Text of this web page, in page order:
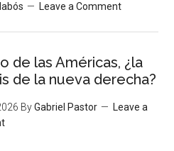
Leave a Comment
de las Américas, ¿la
de la nueva derecha?
ByGabriel Pastor
Leave a